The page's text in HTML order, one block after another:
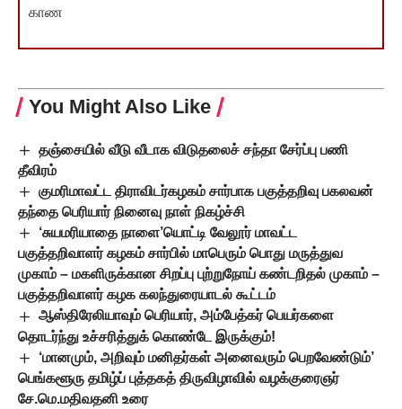
காண
You Might Also Like
தஞ்சையில் வீடு வீடாக விடுதலைச் சந்தா சேர்ப்பு பணி
தீவிரம்
குமரிமாவட்ட திராவிடர்கழகம் சார்பாக பகுத்தறிவு பகலவன்
தந்தை பெரியார் நினைவு நாள் நிகழ்ச்சி
‘சுயமரியாதை நாளை’யொட்டி வேலூர் மாவட்ட
பகுத்தறிவாளர் கழகம் சார்பில் மாபெரும் பொது மருத்துவ
முகாம் – மகளிருக்கான சிறப்பு புற்றுநோய் கண்டறிதல் முகாம் –
பகுத்தறிவாளர் கழக கலந்துரையாடல் கூட்டம்
ஆஸ்திரேலியாவும் பெரியார், அம்பேத்கர் பெயர்களை
தொடர்ந்து உச்சரித்துக் கொண்டே இருக்கும்!
‘மானமும், அறிவும் மனிதர்கள் அனைவரும் பெறவேண்டும்’
பெங்களூரு தமிழ்ப் புத்தகத் திருவிழாவில் வழக்குரைஞர்
சே.மெ.மதிவதனி உரை